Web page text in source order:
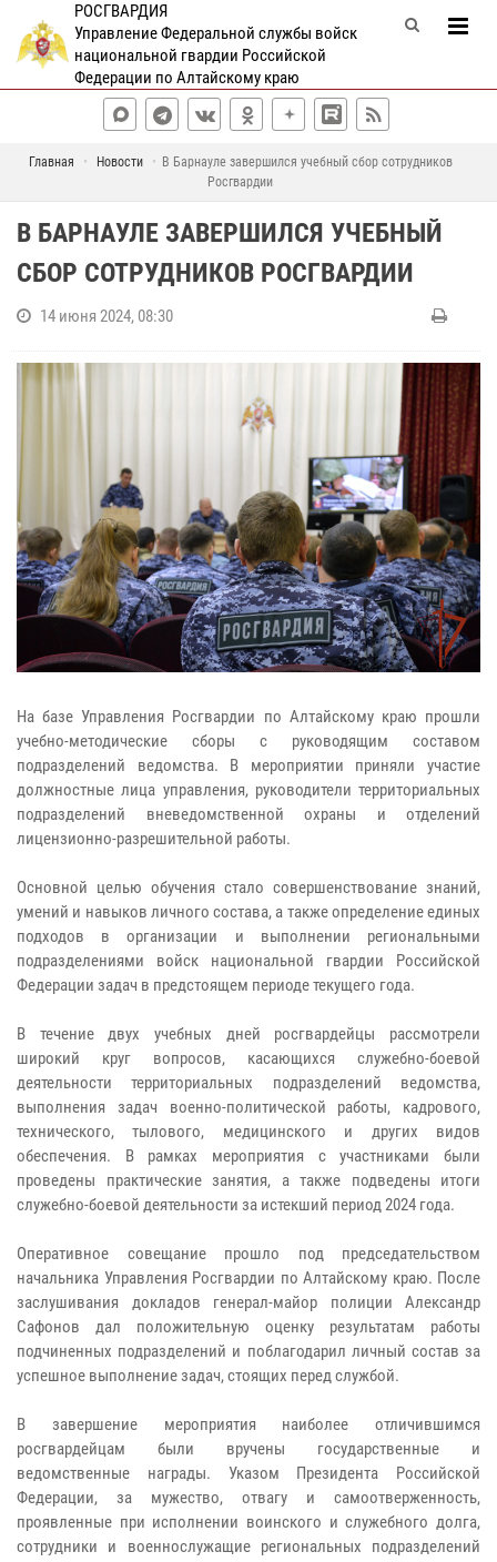
РОСГВАРДИЯ
Управление Федеральной службы войск
национальной гвардии Российской
Федерации по Алтайскому краю
Главная Новости
В Барнауле завершился учебный сбор сотрудников
Росгвардии
В БАРНАУЛЕ ЗАВЕРШИЛСЯ УЧЕБНЫЙ
СБОР СОТРУДНИКОВ РОСГВАРДИИ
14 июня 2024, 08:30
На базе Управления Росгвардии по Алтайскому краю прошли
учебно-методические сборы с руководящим составом
подразделений ведомства. В мероприятии приняли участие
должностные лица управления, руководители территориальных
подразделений вневедомственной охраны и отделений
лицензионно-разрешительной работы.
Основной целью обучения стало совершенствование знаний,
умений и навыков личного состава, а также определение единых
подходов в организации и выполнении региональными
подразделениями войск национальной гвардии Российской
Федерации задач в предстоящем периоде текущего года.
В течение двух учебных дней росгвардейцы рассмотрели
широкий круг вопросов, касающихся служебно-боевой
деятельности территориальных подразделений ведомства,
выполнения задач военно-политической работы, кадрового,
технического, тылового, медицинского и других видов
обеспечения. В рамках мероприятия с участниками были
проведены практические занятия, а также подведены итоги
служебно-боевой деятельности за истекший период 2024 года.
Оперативное совещание прошло под председательством
начальника Управления Росгвардии по Алтайскому краю. После
заслушивания докладов генерал-майор полиции Александр
Сафонов дал положительную оценку результатам работы
подчиненных подразделений и поблагодарил личный состав за
успешное выполнение задач, стоящих перед службой.
В завершение мероприятия наиболее отличившимся
росгвардейцам были вручены государственные и
ведомственные награды. Указом Президента Российской
Федерации, за мужество, отвагу и самоотверженность,
проявленные при исполнении воинского и служебного долга,
сотрудники и военнослужащие региональных подразделений